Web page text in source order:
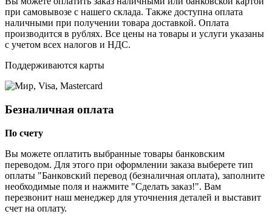
при самовывозе с нашего склада. Также доступна оплата
наличными при получении товара доставкой. Оплата
производится в рублях. Все цены на товары и услуги указаны
с учетом всех налогов и НДС.
Поддерживаются карты
Безналичная оплата
По счету
Вы можете оплатить выбранные товары банковским
переводом. Для этого при оформлении заказа выберете тип
оплаты "Банковский перевод (безналичная оплата), заполните
необходимые поля и нажмите "Сделать заказ!". Вам
перезвонит наш менеджер для уточнения деталей и выставит
счет на оплату.